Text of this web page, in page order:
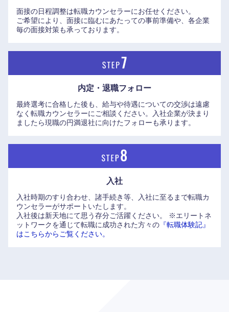
面接の日程調整は転職カウンセラーにお任せください。
ご希望により、面接に臨むにあたっての事前準備や、各企業
毎の面接対策も承っております。
内定・退職フォロー
最終選考に合格した後も、給与や待遇についての交渉は遠慮
なく転職カウンセラーにご相談ください。入社企業が決まり
ましたら現職の円満退社に向けたフォローも承ります。
入社
入社時期のすり合わせ、諸手続き等、入社に至るまで転職カ
ウンセラーがサポートいたします。
入社後は新天地にて思う存分ご活躍ください。
※エリートネ
ットワークを通じて転職に成功された方々の 『転職体験記』
はこちらからご覧ください。
九州・沖縄